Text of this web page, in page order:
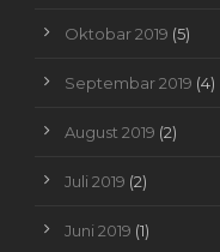
Oktobar 2019 (5)
Septembar 2019 (4)
August 2019 (2)
Juli 2019 (2)
Juni 2019 (1)